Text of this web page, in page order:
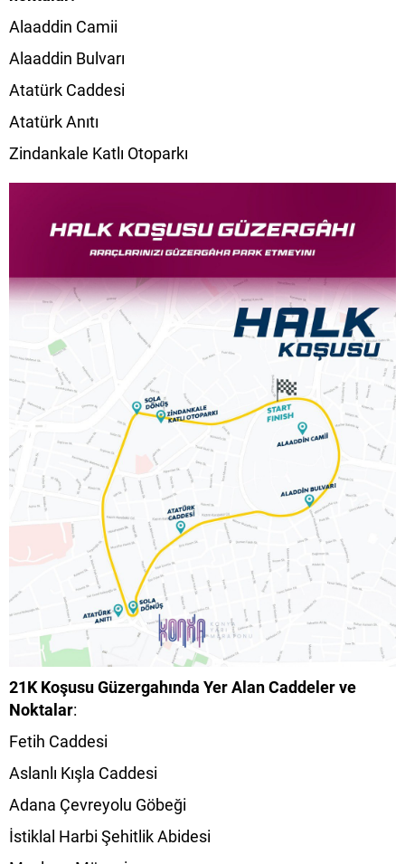
Alaaddin Camii
Alaaddin Bulvarı
Atatürk Caddesi
Atatürk Anıtı
Zindankale Katlı Otoparkı
21K Koşusu Güzergahında Yer Alan Caddeler ve
Noktalar:
Fetih Caddesi
Aslanlı Kışla Caddesi
Adana Çevreyolu Göbeği
İstiklal Harbi Şehitlik Abidesi